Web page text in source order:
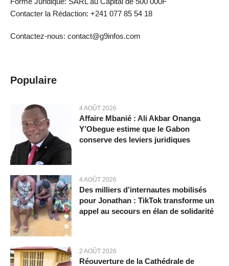
Contacter la Rédaction: +241 077 85 54 18
Contactez-nous: contact@g9infos.com
Populaire
4 AOÛT 2026
Affaire Mbanié : Ali Akbar Onanga
Y’Obegue estime que le Gabon
conserve des leviers juridiques
4 AOÛT 2026
Des milliers d’internautes mobilisés
pour Jonathan : TikTok transforme un
appel au secours en élan de solidarité
2 AOÛT 2026
Réouverture de la Cathédrale de